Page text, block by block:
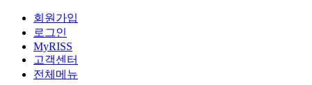
회원가입
로그인
MyRISS
고객센터
전체메뉴